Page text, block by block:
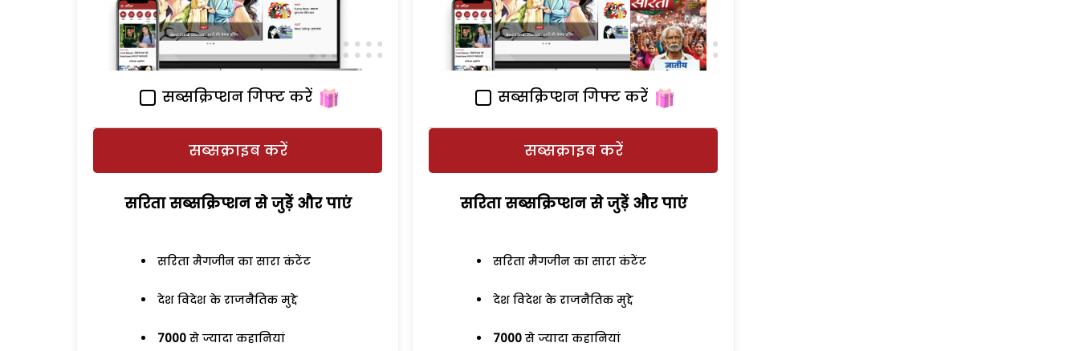
सब्सक्रिप्शन गिफ्ट करें
सब्सक्राइब करें
सरिता सब्सक्रिप्शन से जुड़ेें और पाएं
सरिता मैगजीन का सारा कंटेंट
देश विदेश के राजनैतिक मुद्दे
7000 से ज्यादा कहानियां
सब्सक्रिप्शन गिफ्ट करें
सब्सक्राइब करें
सरिता सब्सक्रिप्शन से जुड़ेें और पाएं
सरिता मैगजीन का सारा कंटेंट
देश विदेश के राजनैतिक मुद्दे
7000 से ज्यादा कहानियां